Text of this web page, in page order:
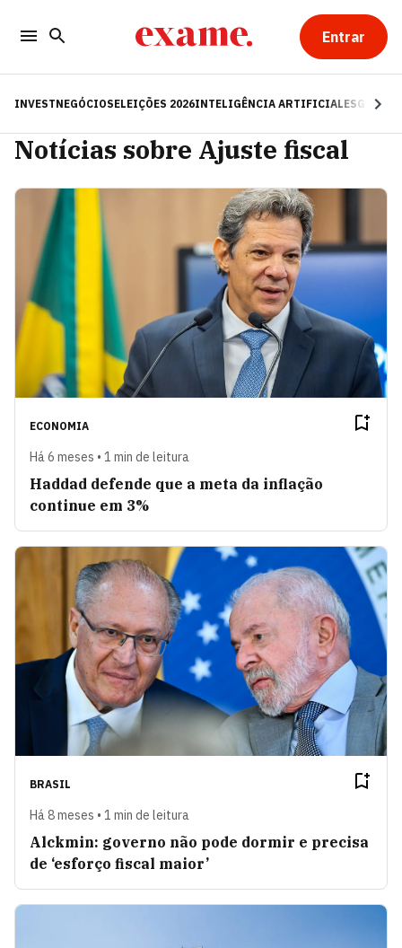
Entrar
INVESTNEGÓCIOSELEIÇÕES 2026INTELIGÊNCIA ARTIFICIALESG
Notícias sobre Ajuste fiscal
ECONOMIA
Há 6 meses • 1 min de leitura
Haddad defende que a meta da inflação
continue em 3%
BRASIL
Há 8 meses • 1 min de leitura
Alckmin: governo não pode dormir e precisa
de ‘esforço fiscal maior’